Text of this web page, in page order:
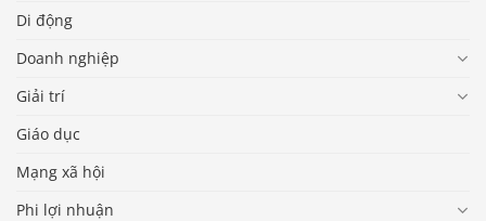
Di động
Doanh nghiệp
Giải trí
Giáo dục
Mạng xã hội
Phi lợi nhuận